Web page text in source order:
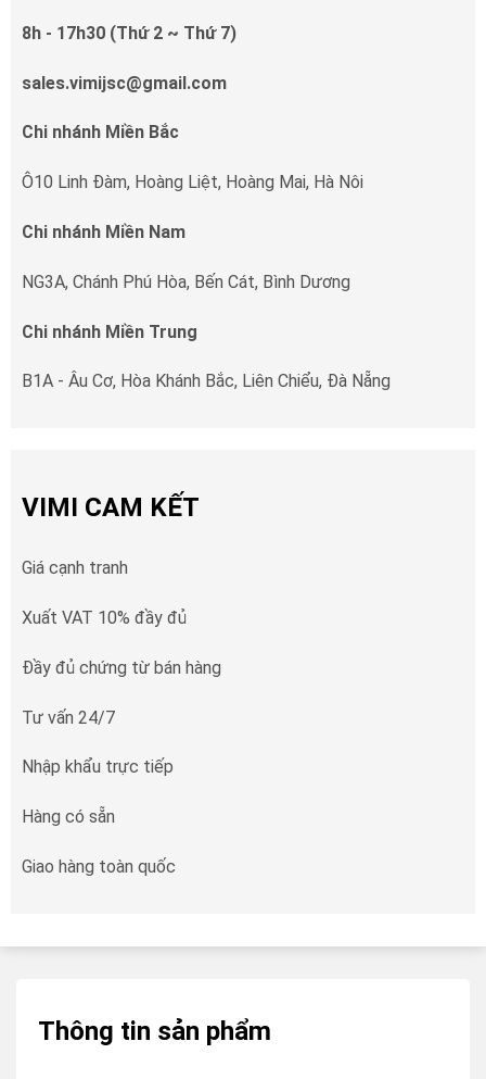
8h - 17h30 (Thứ 2 ~ Thứ 7)
sales.vimijsc@gmail.com
Chi nhánh Miền Bắc
Ô10 Linh Đàm, Hoàng Liệt, Hoàng Mai, Hà Nôi
Chi nhánh Miền Nam
NG3A, Chánh Phú Hòa, Bến Cát, Bình Dương
Chi nhánh Miền Trung
B1A - Âu Cơ, Hòa Khánh Bắc, Liên Chiểu, Đà Nẵng
VIMI CAM KẾT
Giá cạnh tranh
Xuất VAT 10% đầy đủ
Đầy đủ chứng từ bán hàng
Tư vấn 24/7
Nhập khẩu trực tiếp
Hàng có sẵn
Giao hàng toàn quốc
Thông tin sản phẩm